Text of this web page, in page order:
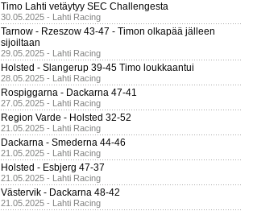
Timo Lahti vetäytyy SEC Challengesta
30.05.2025 - Lahti Racing
Tarnow - Rzeszow 43-47 - Timon olkapää jälleen
sijoiltaan
29.05.2025 - Lahti Racing
Holsted - Slangerup 39-45 Timo loukkaantui
28.05.2025 - Lahti Racing
Rospiggarna - Dackarna 47-41
27.05.2025 - Lahti Racing
Region Varde - Holsted 32-52
21.05.2025 - Lahti Racing
Dackarna - Smederna 44-46
21.05.2025 - Lahti Racing
Holsted - Esbjerg 47-37
21.05.2025 - Lahti Racing
Västervik - Dackarna 48-42
21.05.2025 - Lahti Racing